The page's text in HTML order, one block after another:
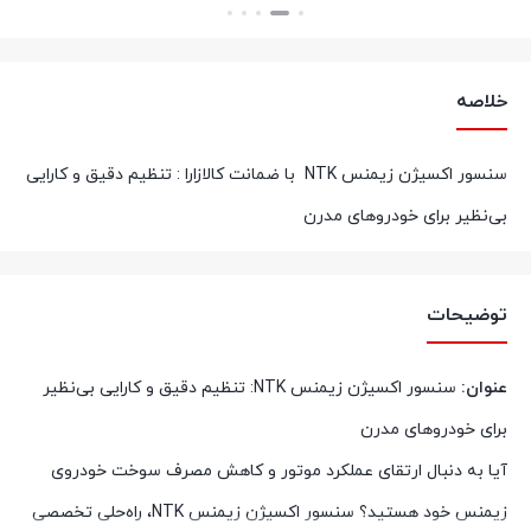
خلاصه
سنسور اکسیژن زیمنس NTK با ضمانت کالازارا : تنظیم دقیق و کارایی
بی‌نظیر برای خودروهای مدرن
توضیحات
عنوان:
سنسور اکسیژن زیمنس NTK: تنظیم دقیق و کارایی بی‌نظیر
برای خودروهای مدرن
آیا به دنبال ارتقای عملکرد موتور و کاهش مصرف سوخت خودروی
زیمنس خود هستید؟ سنسور اکسیژن زیمنس NTK، راه‌حلی تخصصی